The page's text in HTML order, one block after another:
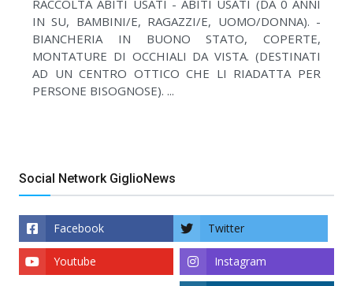
RACCOLTA ABITI USATI - ABITI USATI (DA 0 ANNI
IN SU, BAMBINI/E, RAGAZZI/E, UOMO/DONNA). -
BIANCHERIA IN BUONO STATO, COPERTE,
MONTATURE DI OCCHIALI DA VISTA. (DESTINATI
AD UN CENTRO OTTICO CHE LI RIADATTA PER
PERSONE BISOGNOSE). ...
Social Network GiglioNews
Facebook Twitter
Instagram
Youtube